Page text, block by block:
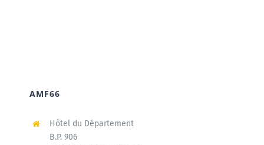
AMF66
Hôtel du Département
B.P. 906